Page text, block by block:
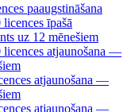
paaugstināšana
īpašā
uz 12 mēnešiem
atjaunošana —
atjaunošana —
atjaunošana —